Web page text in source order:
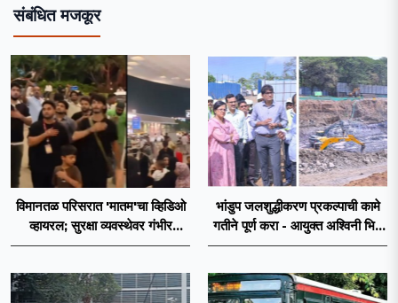
संबंधित मजकूर
विमानतळ परिसरात 'मातम'चा व्हिडिओ
व्हायरल; सुरक्षा व्यवस्थेवर गंभीर
प्रश्नचिन्ह
भांडुप जलशुद्धीकरण प्रकल्पाची कामे
गतीने पूर्ण करा - आयुक्त अश्विनी भिडे
यांचे निर्देश